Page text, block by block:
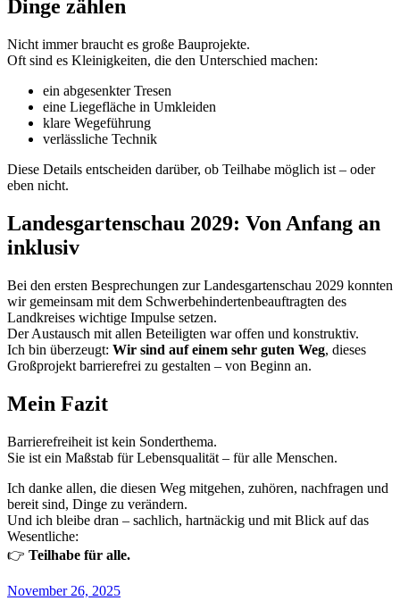
Dinge zählen
Nicht immer braucht es große Bauprojekte.
Oft sind es Kleinigkeiten, die den Unterschied machen:
ein abgesenkter Tresen
eine Liegefläche in Umkleiden
klare Wegeführung
verlässliche Technik
Diese Details entscheiden darüber, ob Teilhabe möglich ist – oder
eben nicht.
Landesgartenschau 2029: Von Anfang an
inklusiv
Bei den ersten Besprechungen zur Landesgartenschau 2029 konnten
wir gemeinsam mit dem Schwerbehindertenbeauftragten des
Landkreises wichtige Impulse setzen.
Der Austausch mit allen Beteiligten war offen und konstruktiv.
Ich bin überzeugt: Wir sind auf einem sehr guten Weg, dieses
Großprojekt barrierefrei zu gestalten – von Beginn an.
Mein Fazit
Barrierefreiheit ist kein Sonderthema.
Sie ist ein Maßstab für Lebensqualität – für alle Menschen.
Ich danke allen, die diesen Weg mitgehen, zuhören, nachfragen und
bereit sind, Dinge zu verändern.
Und ich bleibe dran – sachlich, hartnäckig und mit Blick auf das
Wesentliche:
👉 Teilhabe für alle.
Veröffentlicht
November 26, 2025